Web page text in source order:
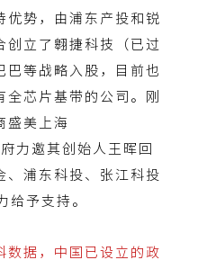
优势，由浦东产投和锐
创立了翱捷科技（已过
巴等战略入股，目前也
全芯片基带的公司。刚
盛美上海
力邀其创始人王晖回
、浦东科投、张江科投
给予支持。
数据，中国已设立的政